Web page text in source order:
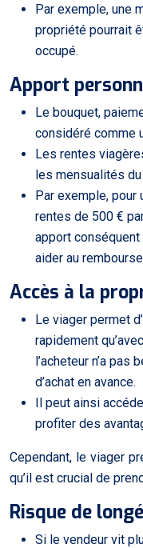
Par exemple, une
propriété pourrait
occupé.
Apport
Le bouquet,
considéré comme
Les rentes
les mensualités
Par exemple, pour
rentes de 500 €
apport conséquent
aider au
Accès à la
Le viager permet
rapidement
l’acheteur n’a pas
d’achat en avance.
Il peut ainsi
profiter des
Cependant, le viager
qu’il est crucial de
Risque de
Si le vendeur vit